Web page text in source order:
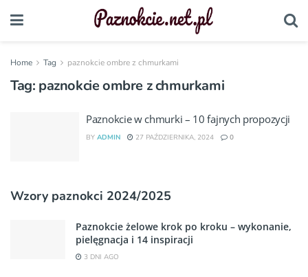
Home Tag paznokcie ombre z chmurkami
Tag: paznokcie ombre z chmurkami
Paznokcie w chmurki – 10 fajnych propozycji
BY ADMIN 27 PAŹDZIERNIKA, 2024 0
Wzory paznokci 2024/2025
Paznokcie żelowe krok po kroku – wykonanie,
pielęgnacja i 14 inspiracji
3 DNI AGO